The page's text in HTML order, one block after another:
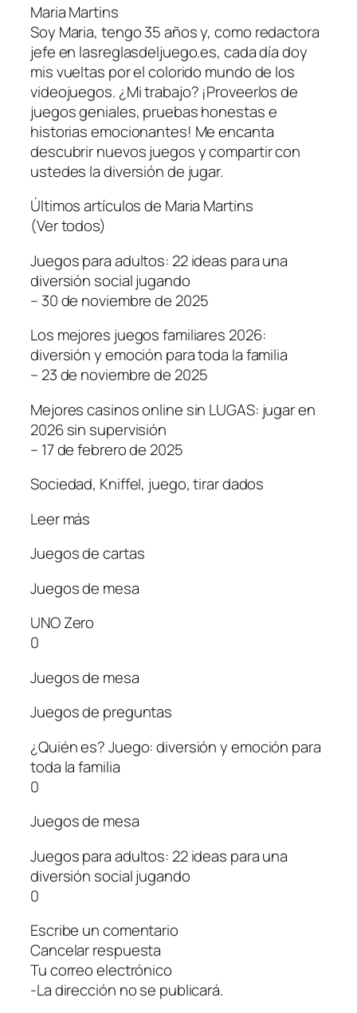
Maria Martins
Soy Maria, tengo 35 años y, como redactora
jefe en lasreglasdeljuego.es, cada día doy
mis vueltas por el colorido mundo de los
videojuegos. ¿Mi trabajo? ¡Proveerlos de
juegos geniales, pruebas honestas e
historias emocionantes! Me encanta
descubrir nuevos juegos y compartir con
ustedes la diversión de jugar.
Últimos artículos de Maria Martins
(Ver todos)
Juegos para adultos: 22 ideas para una
diversión social jugando
– 30 de noviembre de 2025
Los mejores juegos familiares 2026:
diversión y emoción para toda la familia
– 23 de noviembre de 2025
Mejores casinos online sin LUGAS: jugar en
2026 sin supervisión
– 17 de febrero de 2025
Sociedad, Kniffel, juego, tirar dados
Leer más
Juegos de cartas
Juegos de mesa
UNO Zero
0
Juegos de mesa
Juegos de preguntas
¿Quién es? Juego: diversión y emoción para
toda la familia
0
Juegos de mesa
Juegos para adultos: 22 ideas para una
diversión social jugando
0
Escribe un comentario
Cancelar respuesta
Tu correo electrónico
-La dirección no se publicará.